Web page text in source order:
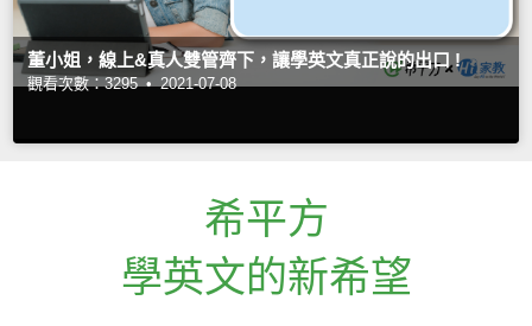
董小姐，線上&真人雙管齊下，讓學英文真正說的出口 !
觀看次數：3295 • 2021-07-08
希平方
學英文的新希望